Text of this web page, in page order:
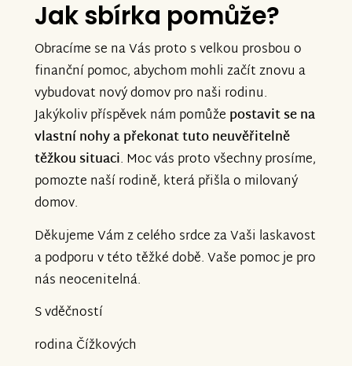
Jak sbírka pomůže?
Obracíme se na Vás proto s velkou prosbou o
finanční pomoc, abychom mohli začít znovu a
vybudovat nový domov pro naši rodinu.
Jakýkoliv příspěvek nám pomůže postavit se na
vlastní nohy a překonat tuto neuvěřitelně
těžkou situaci. Moc vás proto všechny prosíme,
pomozte naší rodině, která přišla o milovaný
domov.
Děkujeme Vám z celého srdce za Vaši laskavost
a podporu v této těžké době. Vaše pomoc je pro
nás neocenitelná.
S vděčností
rodina Čížkových